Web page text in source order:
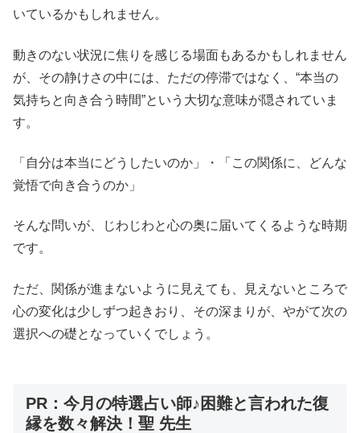
いているかもしれません。
動きのない状況に焦りを感じる場面もあるかもしれません
が、その静けさの中には、ただの停滞ではなく、“本当の
気持ちと向き合う時間”という大切な意味が隠されていま
す。
「自分は本当にどうしたいのか」・「この関係に、どんな
覚悟で向き合うのか」
そんな問いが、じわじわと心の奥に届いてくるような時期
です。
ただ、関係が進まないように見えても、見えないところで
心の変化は少しずつ起きおり、その深まりが、やがて次の
選択への礎となっていくでしょう。
PR：今月の特選占い師♪困難と言われた復
縁を数々解決！聖 先生